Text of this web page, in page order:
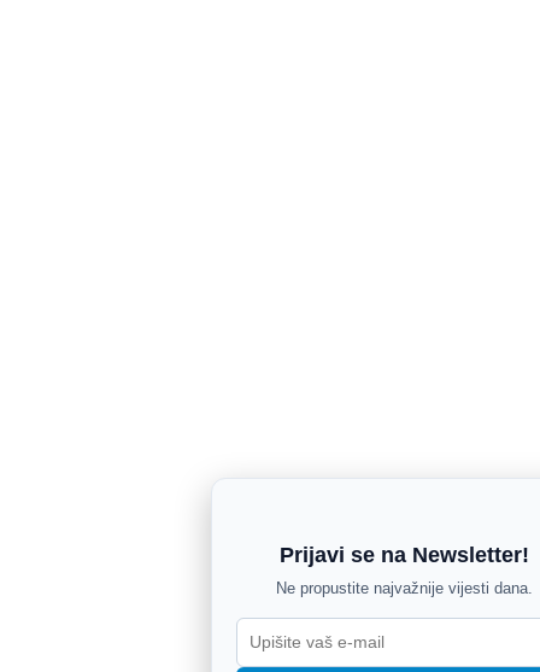
Prijavi se na Newsletter!
Ne propustite najvažnije vijesti dana.